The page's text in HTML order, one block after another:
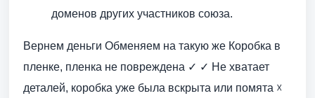
доменов других участников союза.
Вернем деньги Обменяем на такую же Коробка в
пленке, пленка не повреждена ✓ ✓ Не хватает
деталей, коробка уже была вскрыта или помята ☓